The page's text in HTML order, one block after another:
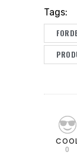
Tags:
0